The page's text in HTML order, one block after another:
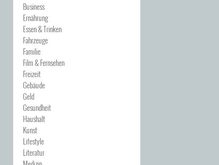
Business
Ernährung
Essen & Trinken
Fahrzeuge
Familie
Film & Fernsehen
Freizeit
Gebäude
Geld
Gesundheit
Haushalt
Kunst
Lifestyle
Literatur